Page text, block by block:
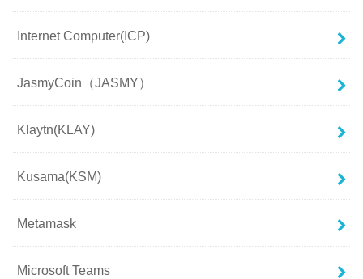
Internet Computer(ICP)
JasmyCoin（JASMY）
Klaytn(KLAY)
Kusama(KSM)
Metamask
Microsoft Teams